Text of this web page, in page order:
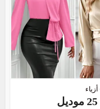
أزياء
تشكيلة لأحدث 25 موديل